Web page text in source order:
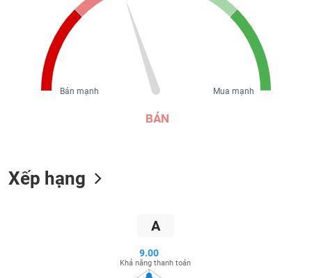
trường
BÁN
Mua mạnh
Bán mạnh
Xếp hạng
A
9.00
Khả năng thanh toán
TIÊU
DÙNG
KHÔNG
TIÊU